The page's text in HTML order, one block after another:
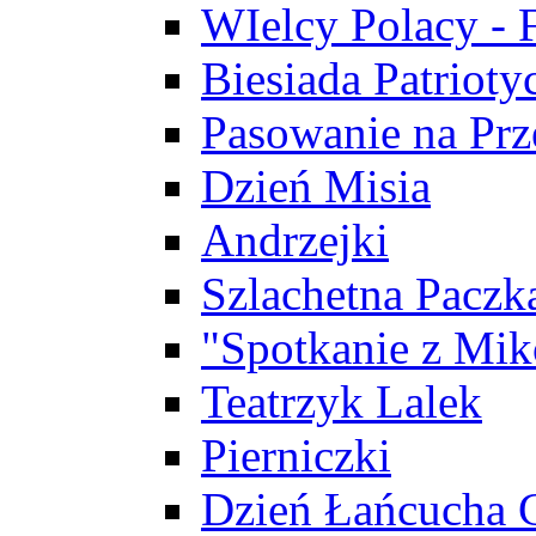
WIelcy Polacy -
Biesiada
Pasowanie na
Dzień Misia
Andrzejki
Szlachetna
"Spotkanie z
Teatrzyk Lalek
Pierniczki
Dzień Łańcucha